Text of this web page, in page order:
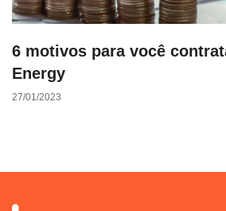
6 motivos para você
Energy
27/01/2023